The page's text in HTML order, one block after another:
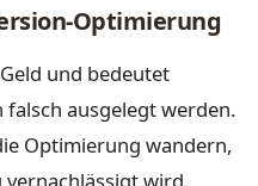
Optimierung
und bedeutet
ausgelegt werden.
Optimierung wandern,
wird.